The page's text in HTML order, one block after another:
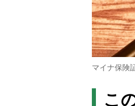
マイナ保険
こ